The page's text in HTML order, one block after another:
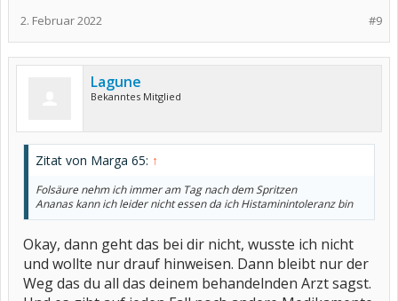
#9
2. Februar 2022
Lagune
Bekanntes Mitglied
Zitat von Marga 65: ↑
Folsäure nehm ich immer am Tag nach dem Spritzen
Ananas kann ich leider nicht essen da ich Histaminintoleranz bin
Okay, dann geht das bei dir nicht, wusste ich nicht
und wollte nur drauf hinweisen. Dann bleibt nur der
Weg das du all das deinem behandelnden Arzt sagst.